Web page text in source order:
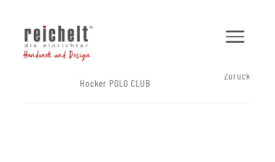
Handwerk und Design
Hocker POLO CLUB
Zurück